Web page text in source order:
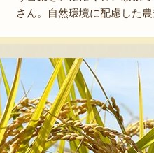
さん。自然環境に配慮した